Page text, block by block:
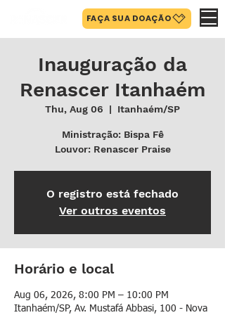
FAÇA SUA DOAÇÃO
Inauguração da
Renascer Itanhaém
Thu, Aug 06
  |
Itanhaém/SP
Ministração: Bispa Fê
Louvor: Renascer Praise
O registro está fechado
Ver outros eventos
Horário e local
Aug 06, 2026, 8:00 PM – 10:00 PM
Itanhaém/SP, Av. Mustafá Abbasi, 100 - Nova